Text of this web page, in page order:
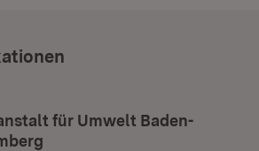
für Umwelt Baden-